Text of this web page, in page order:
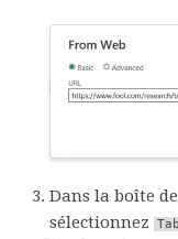
Dans la boîte
sélectionnez